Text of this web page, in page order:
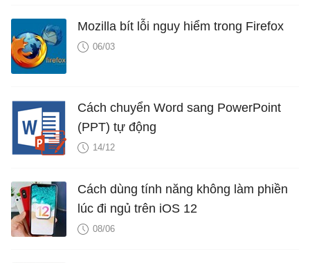
Mozilla bít lỗi nguy hiểm trong Firefox
06/03
Cách chuyển Word sang PowerPoint
(PPT) tự động
14/12
Cách dùng tính năng không làm phiền
lúc đi ngủ trên iOS 12
08/06